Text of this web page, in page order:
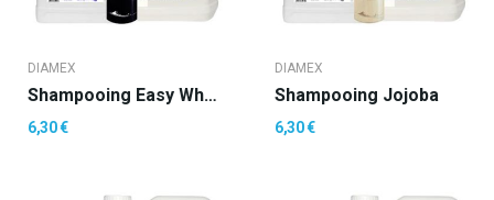
DIAMEX
Shampooing Easy White
6,30 €
DIAMEX
Shampooing Jojoba
6,30 €